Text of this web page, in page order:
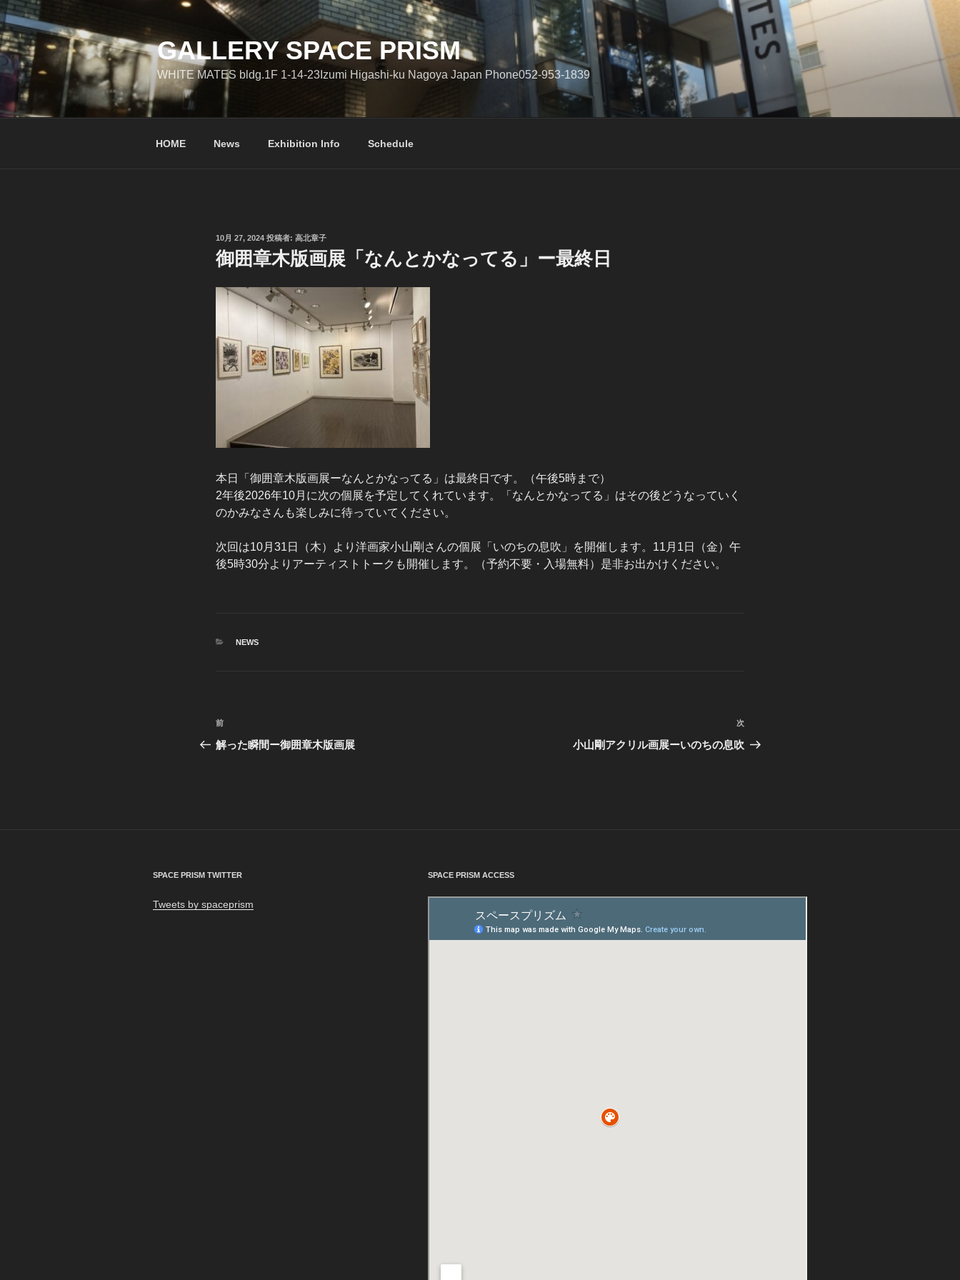
コ
ン
テ
ン
ツ
ス
GALLERY SPACE PRISM
WHITE MATES bldg.1F 1-14-23Izumi Higashi-ku Nagoya Japan Phone052-953-1839
HOME News Exhibition Info Schedule
投
稿
日:
10月 27, 2024 投稿者: 高北章子
御囲章木版画展「なんとかなってる」ー最終日
本日「御囲章木版画展ーなんとかなってる」は最終日です。（午後5時まで）
2年後2026年10月に次の個展を予定してくれています。「なんとかなってる」はその後どうなっていく
のかみなさんも楽しみに待っていてください。
次回は10月31日（木）より洋画家小山剛さんの個展「いのちの息吹」を開催します。11月1日（金）午
後5時30分よりアーティストトークも開催します。（予約不要・入場無料）是非お出かけください。
カ
NEWS
投
稿
シ
ョ
前
の
前
解った瞬間ー御囲章木版画展
次
の
次
小山剛アクリル画展ーいのちの息吹
SPACE PRISM TWITTER
Tweets by spaceprism
SPACE PRISM ACCESS